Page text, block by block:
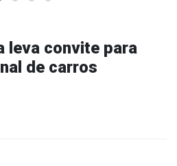
leva convite para
de carros